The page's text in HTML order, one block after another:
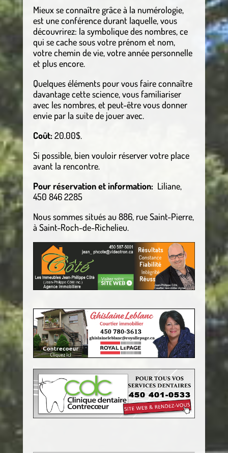
Mieux se connaître grâce à la numérologie,
est une conférence durant laquelle, vous
découvrirez: la symbolique des nombres, ce
qui se cache sous votre prénom et nom,
votre chemin de vie, votre année personnelle
et plus encore.
Quelques éléments pour vous faire connaître
davantage cette science, vous familiariser
avec les nombres, et peut-être vous donner
envie par la suite de jouer avec.
Coût:20.00$.
Si possible, bien vouloir réserver votre place
avant la rencontre.
Pour réservation et information:Liliane,
450 846 2285
Nous sommes situés au 886, rue Saint-Pierre,
à Saint-Roch-de-Richelieu.